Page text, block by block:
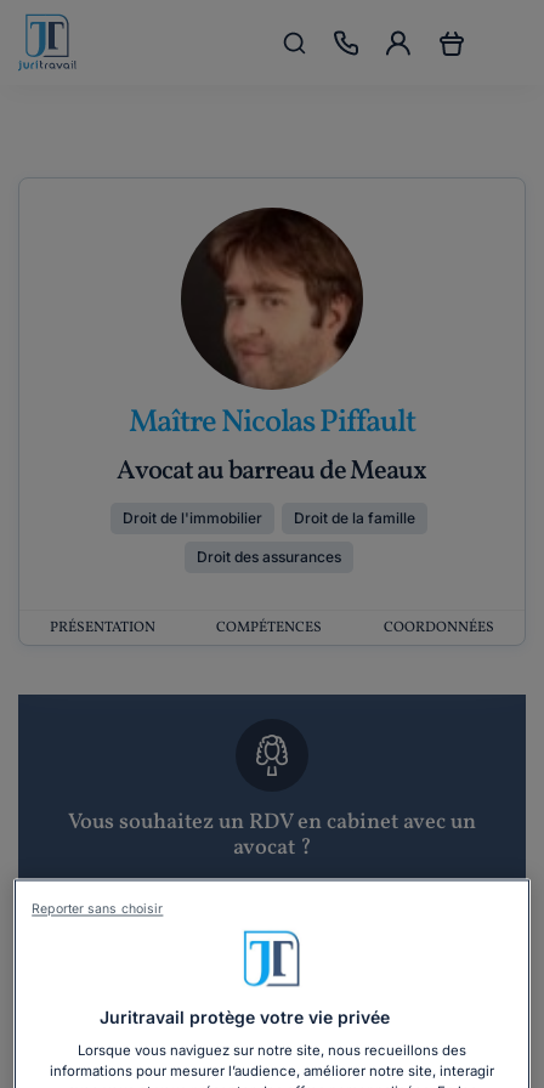
Maître Nicolas Piffault
Avocat au barreau de Meaux
Droit de l'immobilier Droit de la famille
Droit des assurances
PRÉSENTATION COMPÉTENCES COORDONNÉES
Vous souhaitez un RDV en cabinet avec un
avocat ?
Recevoir des devis d'avocats
Juritravail protège votre vie privée
Lorsque vous naviguez sur notre site, nous recueillons des
informations pour mesurer l’audience, améliorer notre site, interagir
Reporter sans choisir